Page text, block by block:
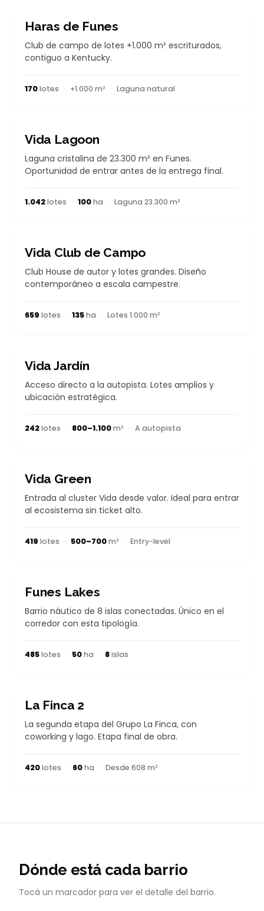
CONSOLIDADO
Haras de Funes
Club de campo de lotes +1.000 m² escriturados,
contiguo a Kentucky.
170lotes · +1.000 m² · Laguna natural
EN DESARROLLO
Vida Lagoon
Laguna cristalina de 23.300 m² en Funes.
Oportunidad de entrar antes de la entrega final.
1.042lotes · 100ha · Laguna 23.300 m²
EN DESARROLLO
Vida Club de Campo
Club House de autor y lotes grandes. Diseño
contemporáneo a escala campestre.
659 lotes · 135ha · Lotes 1.000 m²
EN DESARROLLO
Vida Jardín
Acceso directo a la autopista. Lotes amplios y
ubicación estratégica.
242lotes · 800–1.100m² · A autopista
EN DESARROLLO
Vida Green
Entrada al cluster Vida desde valor. Ideal para entrar
al ecosistema sin ticket alto.
419 lotes · 500–700m² · Entry-level
EN DESARROLLO
Funes Lakes
Barrio náutico de 8 islas conectadas. Único en el
corredor con esta tipología.
485lotes · 50ha · 8islas
EN DESARROLLO
La Finca 2
La segunda etapa del Grupo La Finca, con
coworking y lago. Etapa final de obra.
420lotes · 60ha · Desde 608 m²
Dónde está cada barrio
Tocá un marcador para ver el detalle del barrio.